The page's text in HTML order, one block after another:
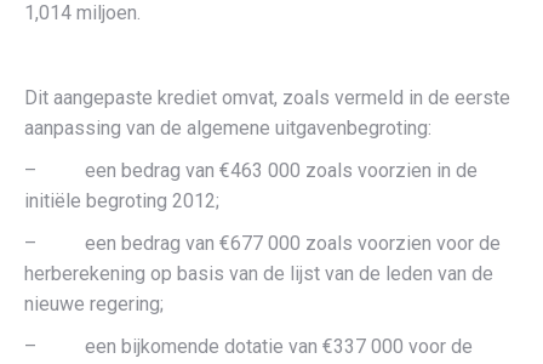
1,014 miljoen.
Dit aangepaste krediet omvat, zoals vermeld in de eerste
aanpassing van de algemene uitgavenbegroting:
– een bedrag van €463 000 zoals voorzien in de
initiële begroting 2012;
– een bedrag van €677 000 zoals voorzien voor de
herberekening op basis van de lijst van de leden van de
nieuwe regering;
– een bijkomende dotatie van €337 000 voor de